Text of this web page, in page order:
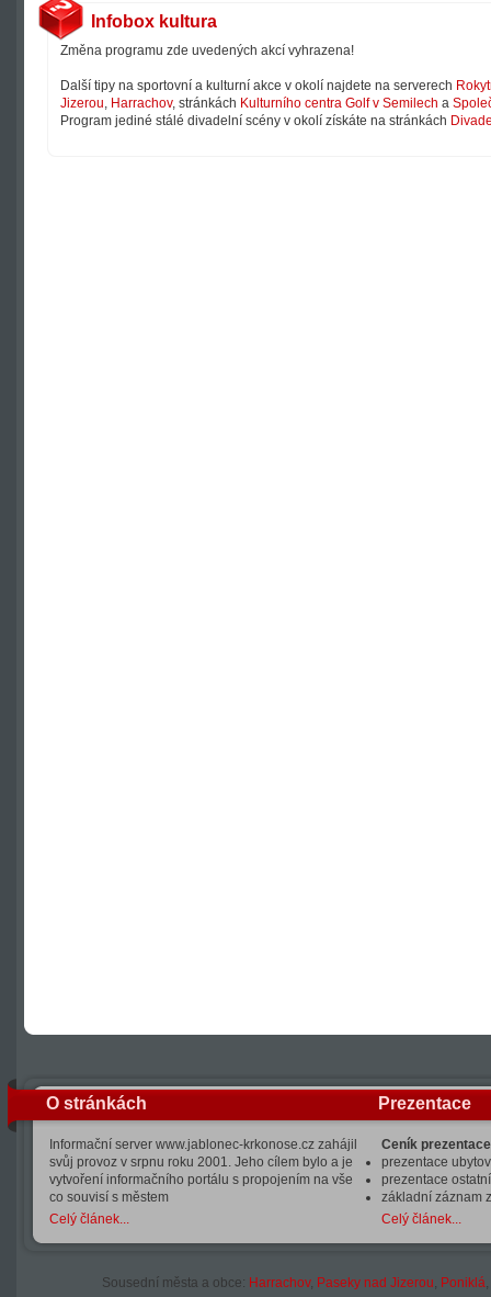
Infobox kultura
Změna programu zde uvedených akcí vyhrazena!
Další tipy na sportovní a kulturní akce v okolí najdete na serverech
Jizerou, Harrachov, stránkách Kulturního centra Golf v Semilech a
Program jediné stálé divadelní scény v okolí získáte na stránkách
O stránkách
Informační server www.jablonec-krkonose.cz zahájil
svůj provoz v srpnu roku 2001. Jeho cílem bylo a je
vytvoření informačního portálu s propojením na vše
co souvisí s městem
Celý článek...
Prezentace
Ceník
prezentace
prezentace
základní záznam
Celý článek...
Sousední města a obce: Harrachov, Paseky nad Jizerou, Poniklá,